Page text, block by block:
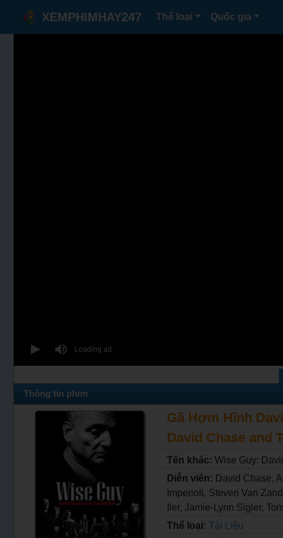
XEMPHIMHAY247 Thể loại Quốc gia
Thông tin phim
Gã Hợm Hĩnh
David Chase and
Tên khác:Wise Guy:
Diễn viên: David Chase,
Imperioli, Steven Van
Iler, Jamie-Lynn Sigler,
Thể loại:Tài Liệu